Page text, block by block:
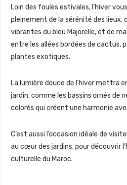
Loin des foules estivales, l’hiver
pleinement de la sérénité des lieux,
vibrantes du bleu Majorelle, et de
entre les allées bordées de cactus,
plantes exotiques.
La lumière douce de l’hiver mettra
jardin, comme les bassins ornés de
colorés qui créent une harmonie
C’est aussi l’occasion idéale de
au cœur des jardins, pour découvrir
culturelle du Maroc.